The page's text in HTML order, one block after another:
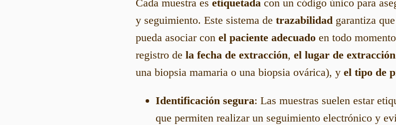
Cada muestra es etiquetada con un código único para
y seguimiento. Este sistema de trazabilidad garantiza
pueda asociar con el paciente adecuado en todo
registro de la fecha de extracción, el lugar de extracción
una biopsia mamaria o una biopsia ovárica), y el tipo de
Identificación segura: Las muestras suelen estar
que permiten realizar un seguimiento electrónico y